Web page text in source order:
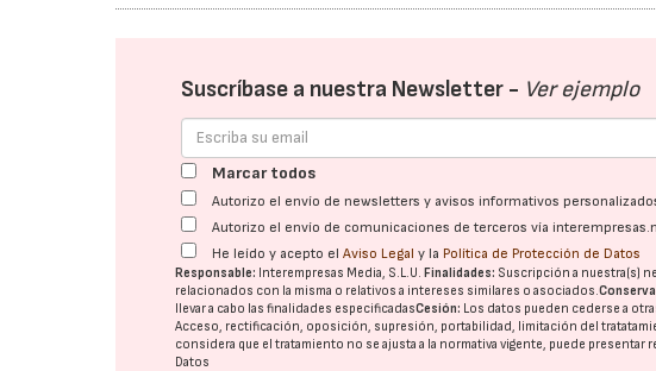
Suscríbase a nuestra Newsletter - Ver ejemplo
Marcar todos
Autorizo el envío de newsletters y avisos informativos
Autorizo el envío de comunicaciones de terceros vía
He leído y acepto elAviso Legal y la Política de Protección de Datos
Responsable: Interempresas Media, S.L.U.Finalidades: Suscripción a nuestra(s)
relacionados con la misma o relativos a intereses similares o asociados.
llevar a cabo las finalidades especificadasCesión: Los datos pueden cederse a
Acceso, rectificación, oposición, supresión, portabilidad, limitación del
considera que el tratamiento no se ajusta a la normativa vigente, puede presentar
Datos